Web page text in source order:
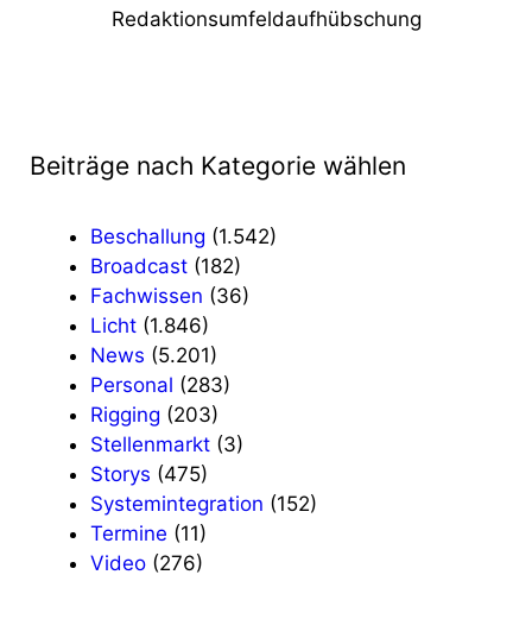
Redaktionsumfeldaufhübschung
Beiträge nach Kategorie wählen
Beschallung (1.542)
Broadcast (182)
Fachwissen (36)
Licht (1.846)
News (5.201)
Personal (283)
Rigging (203)
Stellenmarkt (3)
Storys (475)
Systemintegration (152)
Termine (11)
Video (276)